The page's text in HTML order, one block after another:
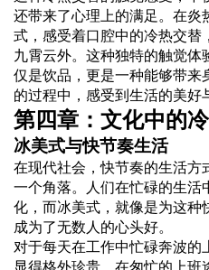
还带来了心理上的满足。在炎
式，感受着口腔中的冷热交替
九霄云外。这种独特的触觉体
仅是饮品，更是一种能够带
的过程中，感受到生活的美好
第四章：文化中的
冰美式与快节奏生活
在现代社会，快节奏的生活
一个角落。人们在忙碌的生活
化，而冰美式，就像是为这种
成为了无数人的心头好。
对于每天在工作中忙碌奔波的